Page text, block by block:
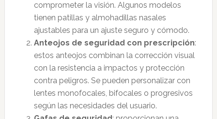
comprometer la visión. Algunos modelos
tienen patillas y almohadillas nasales
ajustables para un ajuste seguro y cómodo.
Anteojos de seguridad con prescripción:
estos anteojos combinan la corrección visual
con la resistencia a impactos y protección
contra peligros. Se pueden personalizar con
lentes monofocales, bifocales o progresivos
según las necesidades del usuario.